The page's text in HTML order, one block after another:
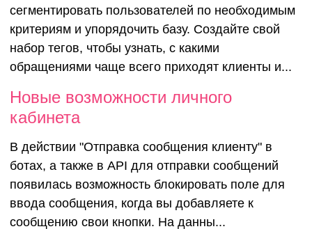
сегментировать пользователей по необходимым
критериям и упорядочить базу. Создайте свой
набор тегов, чтобы узнать, с какими
обращениями чаще всего приходят клиенты и...
Новые возможности личного
кабинета
В действии "Отправка сообщения клиенту" в
ботах, а также в API для отправки сообщений
появилась возможность блокировать поле для
ввода сообщения, когда вы добавляете к
сообщению свои кнопки. На данны...